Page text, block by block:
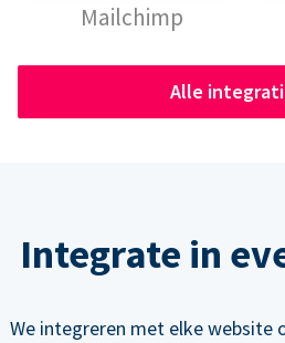
Mailchimp
Alle
Integrate in
We integreren met elke website